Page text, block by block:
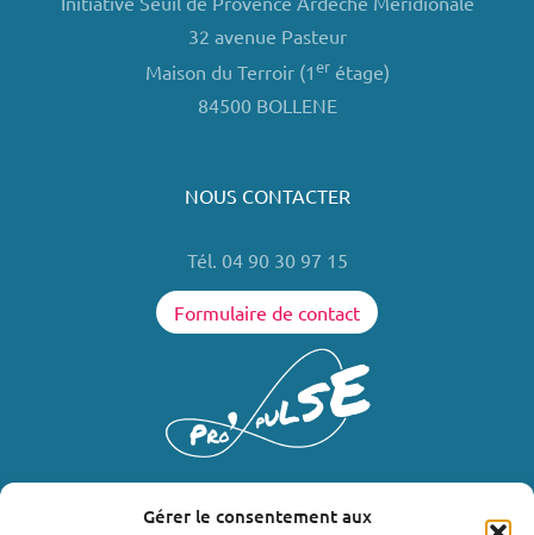
Gérer le consentement aux
32 avenue Pasteur
Maison du Terroir (1erétage)
84500 BOLLENE
NOUS CONTACTER
Tél. 04 90 30 97 15
Formulaire de contact